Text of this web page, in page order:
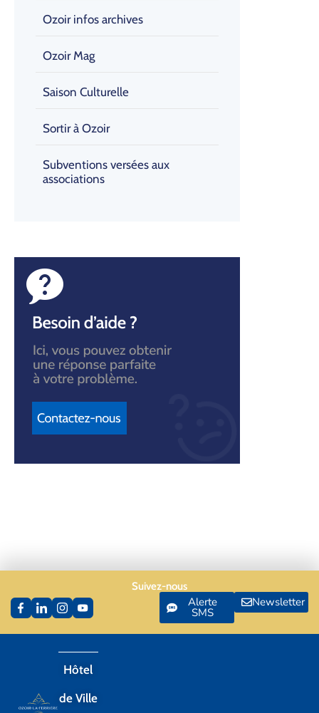
Ozoir infos archives
Ozoir Mag
Saison Culturelle
Sortir à Ozoir
Subventions versées aux
associations
Hôtel
de Ville
Suivez-nous
Alerte
SMS
Newsletter